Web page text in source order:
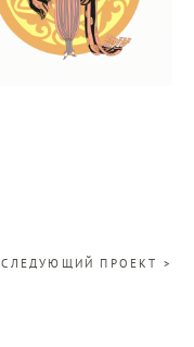
СЛЕДУЮЩИЙ ПРОЕКТ >